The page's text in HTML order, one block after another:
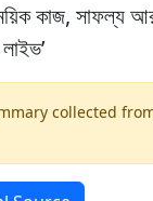
কাজ, সাফল্য
collected